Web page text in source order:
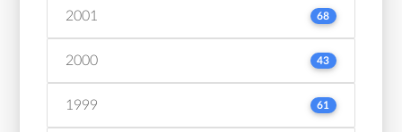
2001 68
2000 43
1999 61